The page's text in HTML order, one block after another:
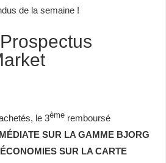
de la semaine !
le 3ème remboursé
SUR LA GAMME BJORG
SUR LA CARTE